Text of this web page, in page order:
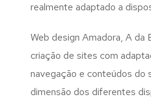
realmente adaptado a
Web design Amadora, A da
criação de sites com
navegação e conteúdos do
dimensão dos diferentes